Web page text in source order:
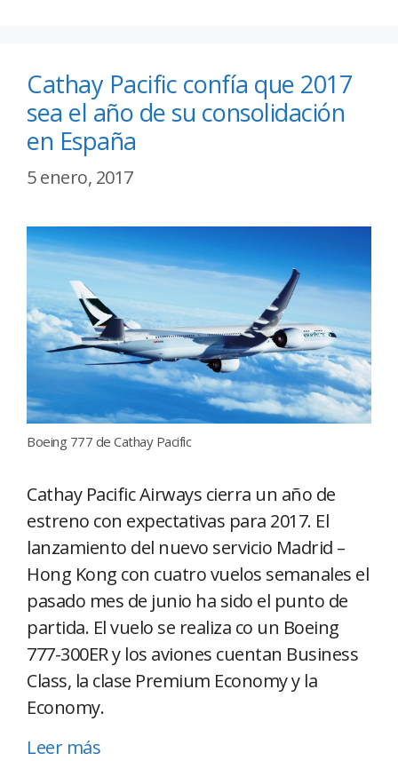
Cathay Pacific confía que 2017
sea el año de su consolidación
en España
5 enero, 2017
Boeing 777 de Cathay Pacific
Cathay Pacific Airways cierra un año de
estreno con expectativas para 2017. El
lanzamiento del nuevo servicio Madrid –
Hong Kong con cuatro vuelos semanales el
pasado mes de junio ha sido el punto de
partida. El vuelo se realiza co un Boeing
777-300ER y los aviones cuentan Business
Class, la clase Premium Economy y la
Economy.
Leer más